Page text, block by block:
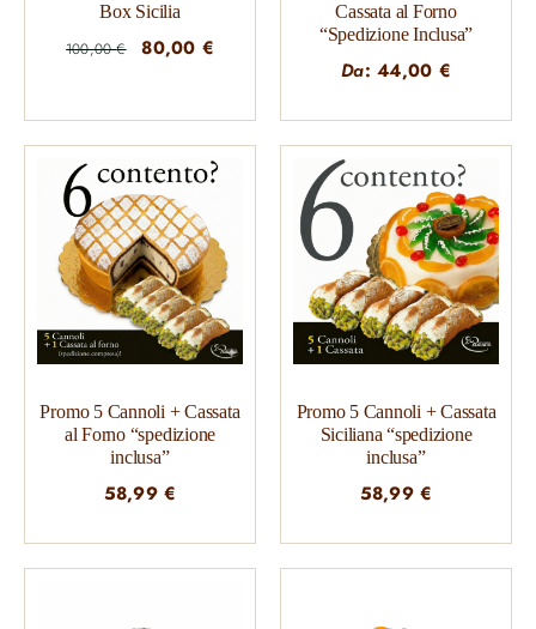
Box Sicilia
100,00€
Il
era:
100,00 €.
80,00 €Il
è:
80,00 €.
Cassata al Forno
“Spedizione Inclusa”
Da:44,00 €
Promo 5 Cannoli + Cassata
al Forno “spedizione
inclusa”
58,99€
Promo 5 Cannoli + Cassata
Siciliana “spedizione
inclusa”
58,99€